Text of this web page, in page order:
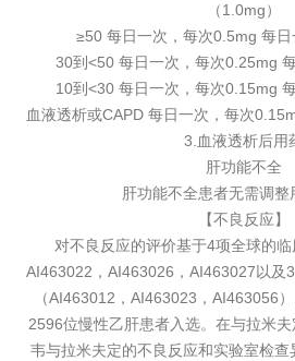
（1.0mg）
≥50 每日一次，每次0.5mg 每
30到<50 每日一次，每次0.25mg
10到<30 每日一次，每次0.15mg
血液透析或CAPD 每日一次，每次
3.血液透析后用
肝功能不全
肝功能不全患者无需调整
【不良反应】
对不良反应的评价基于4项全球的临
AI463022，AI463026，AI463027以及
（AI463012，AI463023，AI463056
2596位慢性乙肝患者入选。在与拉米
韦与拉米夫定的不良反应和实验室检